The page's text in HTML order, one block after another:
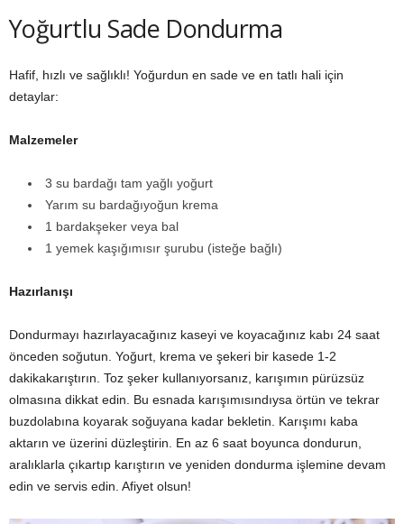
Yoğurtlu Sade Dondurma
Hafif, hızlı ve sağlıklı! Yoğurdun en sade ve en tatlı hali için
detaylar:
Malzemeler
3 su bardağı tam yağlı yoğurt
Yarım su bardağıyoğun krema
1 bardakşeker veya bal
1 yemek kaşığımısır şurubu (isteğe bağlı)
Hazırlanışı
Dondurmayı hazırlayacağınız kaseyi ve koyacağınız kabı 24 saat
önceden soğutun. Yoğurt, krema ve şekeri bir kasede 1-2
dakikakarıştırın. Toz şeker kullanıyorsanız, karışımın pürüzsüz
olmasına dikkat edin. Bu esnada karışımısındıysa örtün ve tekrar
buzdolabına koyarak soğuyana kadar bekletin. Karışımı kaba
aktarın ve üzerini düzleştirin. En az 6 saat boyunca dondurun,
aralıklarla çıkartıp karıştırın ve yeniden dondurma işlemine devam
edin ve servis edin. Afiyet olsun!